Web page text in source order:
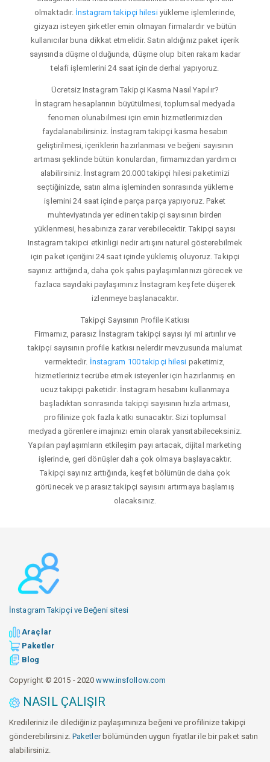
olmaktadır. İnstagram takipçi hilesiyükleme işlemlerinde,
gizyazı isteyen şirketler emin olmayan firmalardır ve bütün
kullanıcılar buna dikkat etmelidir. Satın aldığınız paket içerik
sayısında düşme olduğunda, düşme olup biten rakam kadar
telafi işlemlerini 24 saat içinde derhal yapıyoruz.
Ücretsiz Instagram Takipçi Kasma Nasıl Yapılır?
İnstagram hesaplarının büyütülmesi, toplumsal medyada
fenomen olunabilmesi için emin hizmetlerimizden
faydalanabilirsiniz. İnstagram takipçi kasma hesabın
geliştirilmesi, içeriklerin hazırlanması ve beğeni sayısının
artması şeklinde bütün konulardan, firmamızdan yardımcı
alabilirsiniz. İnstagram 20.000 takipçi hilesi paketimizi
seçtiğinizde, satın alma işleminden sonrasında yükleme
işlemini 24 saat içinde parça parça yapıyoruz. Paket
muhteviyatında yer edinen takipçi sayısının birden
yüklenmesi, hesabınıza zarar verebilecektir. Takipçi sayısı
Instagram takipci etkinligi nedir artışını naturel gösterebilmek
için paket içeriğini 24 saat içinde yüklemiş oluyoruz. Takipçi
sayınız arttığında, daha çok şahıs paylaşımlarınızı görecek ve
fazlaca sayıdaki paylaşımınız İnstagram keşfete düşerek
izlenmeye başlanacaktır.
Takipçi Sayısının Profile Katkısı
Firmamız, parasız İnstagram takipçi sayısı iyi mi artırılır ve
takipçi sayısının profile katkısı nelerdir mevzusunda malumat
vermektedir. İnstagram 100 takipçi hilesi paketimiz,
hizmetleriniz tecrübe etmek isteyenler için hazırlanmış en
ucuz takipçi paketidir. İnstagram hesabını kullanmaya
başladıktan sonrasında takipçi sayısının hızla artması,
profilinize çok fazla katkı sunacaktır. Sizi toplumsal
medyada görenlere imajınızı emin olarak yansıtabileceksiniz.
Yapılan paylaşımların etkileşim payı artacak, dijital marketing
işlerinde, geri dönüşler daha çok olmaya başlayacaktır.
Takipçi sayınız arttığında, keşfet bölümünde daha çok
görünecek ve parasız takipçi sayısını artırmaya başlamış
olacaksınız.
İnstagram Takipçi ve Beğeni sitesi
Araçlar
Paketler
Blog
Copyright © 2015 - 2020www.insfollow.com
NASIL ÇALIŞIR
Kredileriniz ile dilediğiniz paylaşımınıza beğeni ve profilinize takipçi
gönderebilirsiniz. Paketlerbölümünden uygun fiyatlar ile bir paket satın
alabilirsiniz.